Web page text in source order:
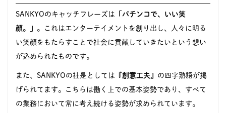
SANKYOのキャッチフレーズは
「パチンコで、いい笑
顔。」 。これはエンターテイメントを創り出し、人々に明る
い笑顔をもたらすことで社会に貢献していきたいという想い
が込められたものです。
また、SANKYOの社是としては 『創意工夫』 の四字熟語が掲
げられてます。こちらは働く上での基本姿勢であり、すべて
の業務において常に考え続ける姿勢が求められています。